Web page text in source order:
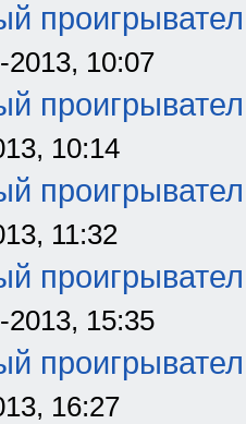
2013, 10:07
10:14
11:32
2013, 15:35
16:27